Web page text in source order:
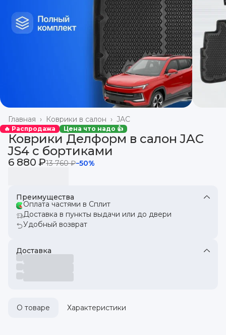
JAC
Коврики в салон ›
Главная ›
🔥 Распродажа Цена что надо 👍
Коврики Делформ в салон JAC
JS4 с бортиками
6 880 ₽13 760 ₽−50%
Преимущества
Оплата частями в Сплит
Доставка в пункты выдачи или до двери
Удобный возврат
Доставка
О товаре Характеристики